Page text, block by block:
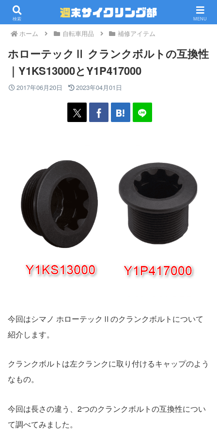
PR
ホーム 自転車用品 補修アイテム
ホローテックⅡ クランクボルトの互換性
｜Y1KS13000とY1P417000
2017年06月20日 2023年04月01日
今回はシマノ ホローテックⅡのクランクボルトについて
紹介します。
クランクボルトは左クランクに取り付けるキャップのよう
なもの。
今回は長さの違う、2つのクランクボルトの互換性につい
て調べてみました。
検索 MENU